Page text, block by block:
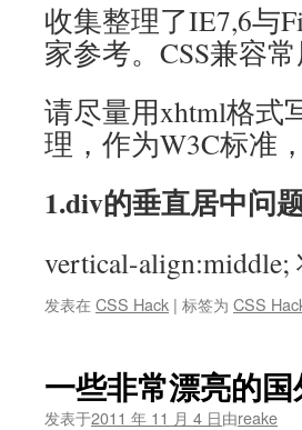
收集整理了IE7,6与
家参考。CSS兼容
请尽量用xhtml格式
理，作为W3C标准
1.div的垂直居中问
vertical-
发表在 CSS Hack | 标签为 CSS
一些非常漂亮的
发表于2011 年 11 月 4 日由reake